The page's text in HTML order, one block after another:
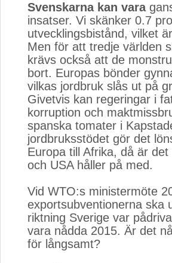
Svenskarna kan vara
insatser. Vi skänker 0.7
utvecklingsbistånd, vilket
Men för att tredje världen
krävs också att de
bort. Europas bönder
vilkas jordbruk slås ut på
Givetvis kan regeringar i
korruption och
spanska tomater i
jordbruksstödet gör det
Europa till Afrika, då är
och USA håller på med.
Vid WTO:s ministermöte
exportsubventionerna ska
riktning Sverige var
vara nådda 2015. Är det
för långsamt?